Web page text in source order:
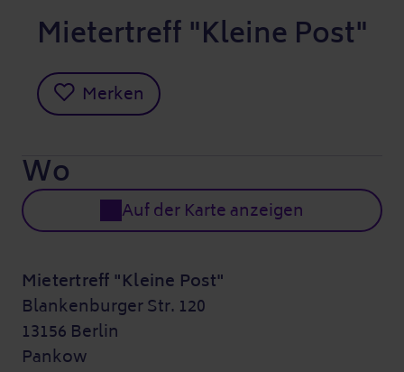
Mietertreff "Kleine Post"
Merken
Wo
Auf der Karte anzeigen
Mietertreff "Kleine Post"
Blankenburger Str. 120
13156 Berlin
Pankow